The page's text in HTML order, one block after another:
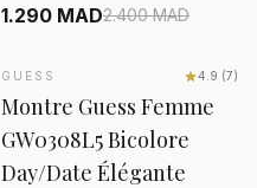
1.290 MAD2.400MAD
SALE
AJOUTER AU PANIER
GUESS 4.9 (7)
Montre Guess Femme
GW0308L5 Bicolore
Day/Date Élégante